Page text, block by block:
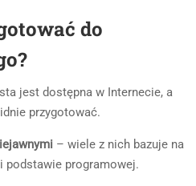
do
jest dostępna w Internecie, a
przygotować.
– wiele z nich bazuje na
podstawie programowej.